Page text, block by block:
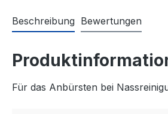
Beschreibung Bewertungen
Für das Anbürsten bei